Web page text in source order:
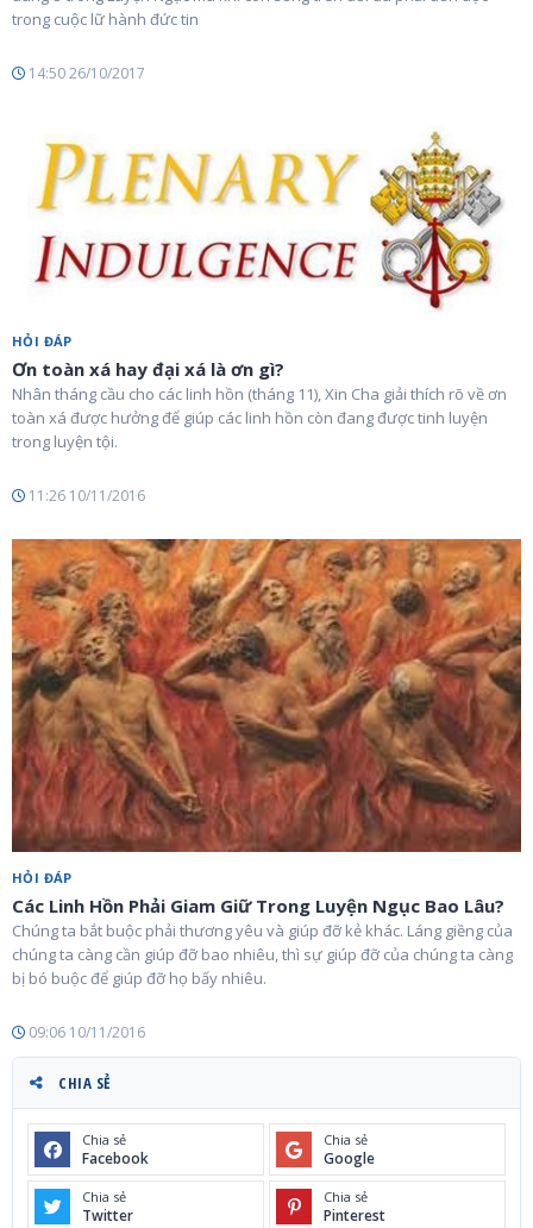
trong cuộc lữ hành đức tin
14:50 26/10/2017
HỎI ĐÁP
Ơn toàn xá hay đại xá là ơn gì?
Nhân tháng cầu cho các linh hồn (tháng 11), Xin Cha giải thích rõ về ơn
toàn xá được hưởng để giúp các linh hồn còn đang được tinh luyện
trong luyện tội.
11:26 10/11/2016
HỎI ĐÁP
Các Linh Hồn Phải Giam Giữ Trong Luyện Ngục Bao Lâu?
Chúng ta bắt buộc phải thương yêu và giúp đỡ kẻ khác. Láng giềng của
chúng ta càng cần giúp đỡ bao nhiêu, thì sự giúp đỡ của chúng ta càng
bị bó buộc để giúp đỡ họ bấy nhiêu.
09:06 10/11/2016
CHIA SẺ
Chia sẻ
Facebook
Chia sẻ
Google
Chia sẻ
Twitter
Chia sẻ
Pinterest